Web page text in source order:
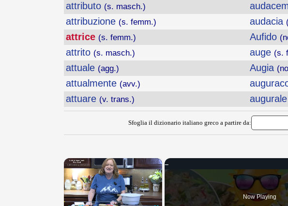
attributo (s. masch.)
attribuzione (s. femm.)
attrice (s. femm.)
attrito (s. masch.)
attuale (agg.)
attualmente (avv.)
attuare (v. trans.)
audacia
Aufido
auge (s.
Augia
augurale
Sfoglia il dizionario italiano greco a partire da:
×
Now Playing